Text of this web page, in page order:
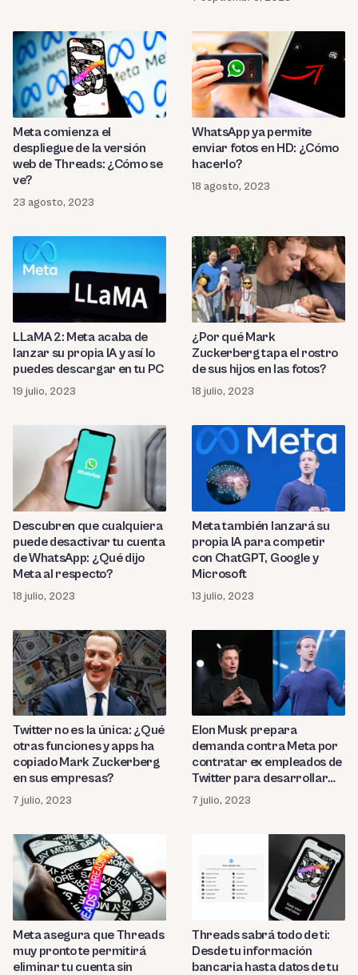
Meta comienza el
despliegue de la versión
web de Threads: ¿Cómo se
ve?
23 agosto, 2023
WhatsApp ya permite
enviar fotos en HD: ¿Cómo
hacerlo?
18 agosto, 2023
LLaMA 2: Meta acaba de
lanzar su propia IA y así lo
puedes descargar en tu PC
19 julio, 2023
¿Por qué Mark
Zuckerberg tapa el rostro
de sus hijos en las fotos?
18 julio, 2023
Descubren que cualquiera
puede desactivar tu cuenta
de WhatsApp: ¿Qué dijo
Meta al respecto?
18 julio, 2023
Meta también lanzará su
propia IA para competir
con ChatGPT, Google y
Microsoft
13 julio, 2023
Twitter no es la única: ¿Qué
otras funciones y apps ha
copiado Mark Zuckerberg
en sus empresas?
7 julio, 2023
Elon Musk prepara
demanda contra Meta por
contratar ex empleados de
Twitter para desarrollar
una app «de imitación”
7 julio, 2023
Meta asegura que Threads
muy pronto te permitirá
eliminar tu cuenta sin
Threads sabrá todo de ti:
Desde tu información
bancaria hasta datos de tu